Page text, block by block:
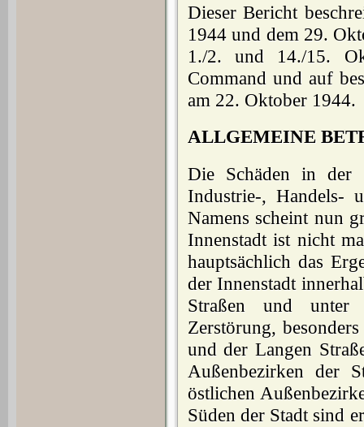
Dieser Bericht
1944 und dem 29.
1./2. und 14./15.
Command und auf
am 22. Oktober 1944.
ALLGEMEINE
Die Schäden in der
Industrie-, Handels-
Namens scheint nun
Innenstadt ist nicht
hauptsächlich das
der Innenstadt
Straßen und unter
Zerstörung,
und der Langen
Außen­bezirken der
östlichen
Süden der Stadt sind